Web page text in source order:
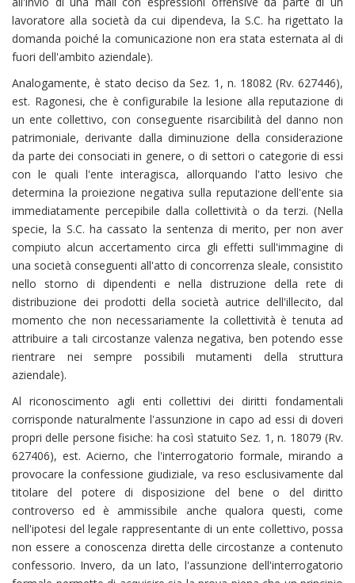
lavoratore alla società da cui dipendeva, la S.C. ha rigettato la
domanda poiché la comunicazione non era stata esternata al di
fuori dell'ambito aziendale).
Analogamente, è stato deciso da Sez. 1, n. 18082 (Rv. 627446),
est. Ragonesi, che è configurabile la lesione alla reputazione di
un ente collettivo, con conseguente risarcibilità del danno non
patrimoniale, derivante dalla diminuzione della considerazione
da parte dei consociati in genere, o di settori o categorie di essi
con le quali l'ente interagisca, allorquando l'atto lesivo che
determina la proiezione negativa sulla reputazione dell'ente sia
immediatamente percepibile dalla collettività o da terzi. (Nella
specie, la S.C. ha cassato la sentenza di merito, per non aver
compiuto alcun accertamento circa gli effetti sull'immagine di
una società conseguenti all'atto di concorrenza sleale, consistito
nello storno di dipendenti e nella distruzione della rete di
distribuzione dei prodotti della società autrice dell'illecito, dal
momento che non necessariamente la collettività è tenuta ad
attribuire a tali circostanze valenza negativa, ben potendo esse
rientrare nei sempre possibili mutamenti della struttura
aziendale).
Al riconoscimento agli enti collettivi dei diritti fondamentali
corrisponde naturalmente l'assunzione in capo ad essi di doveri
propri delle persone fisiche: ha così statuito Sez. 1, n. 18079 (Rv.
627406), est. Acierno, che l'interrogatorio formale, mirando a
provocare la confessione giudiziale, va reso esclusivamente dal
titolare del potere di disposizione del bene o del diritto
controverso ed è ammissibile anche qualora questi, come
nell'ipotesi del legale rappresentante di un ente collettivo, possa
non essere a conoscenza diretta delle circostanze a contenuto
confessorio. Invero, da un lato, l'assunzione dell'interrogatorio